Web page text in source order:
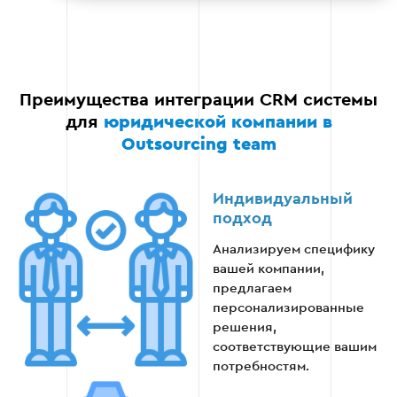
Етап 5
Этап 6 — Обучение персонала
Финальный этап — обучение сотрудников
работе с CRM для юридической фирмы.
Преимущества интеграции CRM системы
для юридической компании в
Outsourcing team
Индивидуальный
подход
Анализируем специфику
вашей компании,
предлагаем
персонализированные
решения,
соответствующие вашим
потребностям.